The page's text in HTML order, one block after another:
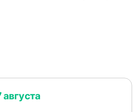
августа